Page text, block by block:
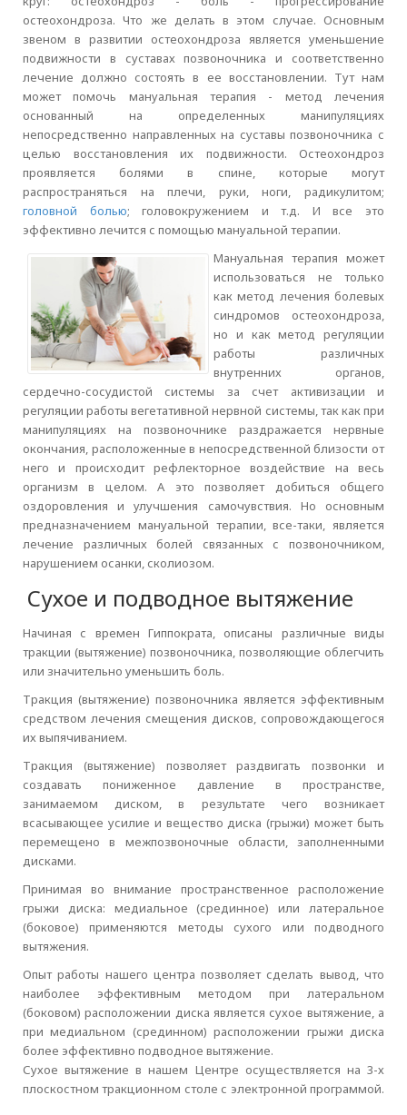
остеохондроза. Что же делать в этом случае. Основным
звеном в развитии остеохондроза является уменьшение
подвижности в суставах позвоночника и соответственно
лечение должно состоять в ее восстановлении. Тут нам
может помочь мануальная терапия - метод лечения
основанный на определенных манипуляциях
непосредственно направленных на суставы позвоночника с
целью восстановления их подвижности. Остеохондроз
проявляется болями в спине, которые могут
распространяться на плечи, руки, ноги, радикулитом;
головной болью; головокружением и т.д. И все это
эффективно лечится с помощью мануальной терапии.
Мануальная терапия может
использоваться не только
как метод лечения болевых
синдромов остеохондроза,
но и как метод регуляции
работы различных
внутренних органов,
сердечно-сосудистой системы за счет активизации и
регуляции работы вегетативной нервной системы, так как при
манипуляциях на позвоночнике раздражается нервные
окончания, расположенные в непосредственной близости от
него и происходит рефлекторное воздействие на весь
организм в целом. А это позволяет добиться общего
оздоровления и улучшения самочувствия. Но основным
предназначением мануальной терапии, все-таки, является
лечение различных болей связанных с позвоночником,
нарушением осанки, сколиозом.
Сухое и подводное вытяжение
Начиная с времен Гиппократа, описаны различные виды
тракции (вытяжение) позвоночника, позволяющие облегчить
или значительно уменьшить боль.
Тракция (вытяжение) позвоночника является эффективным
средством лечения смещения дисков, сопровождающегося
их выпячиванием.
Тракция (вытяжение) позволяет раздвигать позвонки и
создавать пониженное давление в пространстве,
занимаемом диском, в результате чего возникает
всасывающее усилие и вещество диска (грыжи) может быть
перемещено в межпозвоночные области, заполненными
дисками.
Принимая во внимание пространственное расположение
грыжи диска: медиальное (срединное) или латеральное
(боковое) применяются методы сухого или подводного
вытяжения.
Опыт работы нашего центра позволяет сделать вывод, что
наиболее эффективным методом при латеральном
(боковом) расположении диска является сухое вытяжение, а
при медиальном (срединном) расположении грыжи диска
более эффективно подводное вытяжение.
Сухое вытяжение в нашем Центре осуществляется на 3-х
плоскостном тракционном столе с электронной программой.